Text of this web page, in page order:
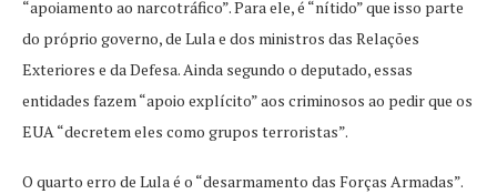
“apoiamento ao narcotráfico”. Para ele, é “nítido” que isso parte
do próprio governo, de Lula e dos ministros das Relações
Exteriores e da Defesa. Ainda segundo o deputado, essas
entidades fazem “apoio explícito” aos criminosos ao pedir que os
EUA “decretem eles como grupos terroristas”.
O quarto erro de Lula é o “desarmamento das Forças Armadas”.